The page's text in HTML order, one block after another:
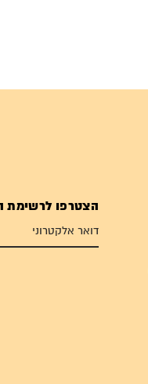
הצטרפו לרשימת